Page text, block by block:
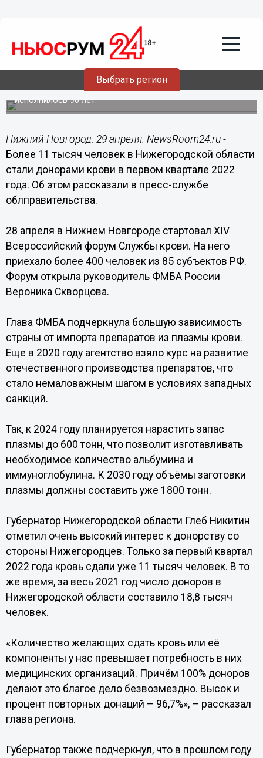
Выбрать регион
29.04.202211:27
Более 11 тысяч нижегородцев стали
донорами крови в 2022 году
В прошлом году нижегородской Службе крови
исполнилось 90 лет.
Нижний Новгород. 29 апреля. NewsRoom24.ru -
Более 11 тысяч человек в Нижегородской области
стали донорами крови в первом квартале 2022
года. Об этом рассказали в пресс-службе
облправительства.
28 апреля в Нижнем Новгороде стартовал XIV
Всероссийский форум Службы крови. На него
приехало более 400 человек из 85 субъектов РФ.
Форум открыла руководитель ФМБА России
Вероника Скворцова.
Глава ФМБА подчеркнула большую зависимость
страны от импорта препаратов из плазмы крови.
Еще в 2020 году агентство взяло курс на развитие
отечественного производства препаратов, что
стало немаловажным шагом в условиях западных
санкций.
Так, к 2024 году планируется нарастить запас
плазмы до 600 тонн, что позволит изготавливать
необходимое количество альбумина и
иммуноглобулина. К 2030 году объёмы заготовки
плазмы должны составить уже 1800 тонн.
Губернатор Нижегородской области Глеб Никитин
отметил очень высокий интерес к донорству со
стороны Нижегородцев. Только за первый квартал
2022 года кровь сдали уже 11 тысяч человек. В то
же время, за весь 2021 год число доноров в
Нижегородской области составило 18,8 тысяч
человек.
«Количество желающих сдать кровь или её
компоненты у нас превышает потребность в них
медицинских организаций. Причём 100% доноров
делают это благое дело безвозмездно. Высок и
процент повторных донаций – 96,7%», – рассказал
глава региона.
Губернатор также подчеркнул, что в прошлом году